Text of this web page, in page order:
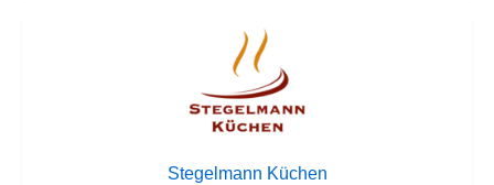
Stegelmann Küchen